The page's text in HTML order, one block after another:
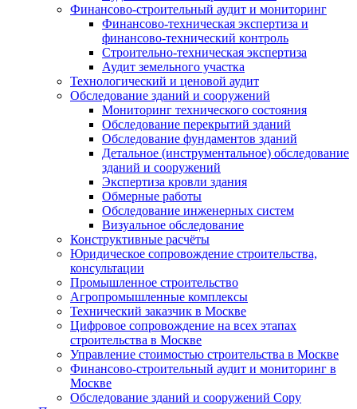
Финансово-строительный аудит и мониторинг
Финансово-техническая экспертиза и
финансово-технический контроль
Строительно-техническая экспертиза
Аудит земельного участка
Технологический и ценовой аудит
Обследование зданий и сооружений
Мониторинг технического состояния
Обследование перекрытий зданий
Обследование фундаментов зданий
Детальное (инструментальное) обследование
зданий и сооружений
Экспертиза кровли здания
Обмерные работы
Обследование инженерных систем
Визуальное обследование
Конструктивные расчёты
Юридическое сопровождение строительства,
консультации
Промышленное строительство
Агропромышленные комплексы
Технический заказчик в Москве
Цифровое сопровождение на всех этапах
строительства в Москве
Управление стоимостью строительства в Москве
Финансово-строительный аудит и мониторинг в
Москве
Обследование зданий и сооружений Copy